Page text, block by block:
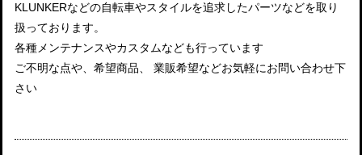
KLUNKERなどの自転車やスタイルを追求したパーツなどを取り
扱っております。
各種メンテナンスやカスタムなども行っています
ご不明な点や、希望商品、 業販希望などお気軽にお問い合わせ下
さい